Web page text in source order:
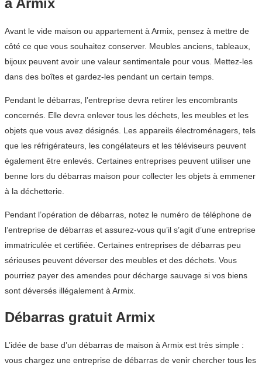
Avant le vide maison ou appartement à Armix, pensez à mettre de
côté ce que vous souhaitez conserver. Meubles anciens, tableaux,
bijoux peuvent avoir une valeur sentimentale pour vous. Mettez-les
dans des boîtes et gardez-les pendant un certain temps.
Pendant le débarras, l’entreprise devra retirer les encombrants
concernés. Elle devra enlever tous les déchets, les meubles et les
objets que vous avez désignés. Les appareils électroménagers, tels
que les réfrigérateurs, les congélateurs et les téléviseurs peuvent
également être enlevés. Certaines entreprises peuvent utiliser une
benne lors du débarras maison pour collecter les objets à emmener
à la déchetterie.
Pendant l’opération de débarras, notez le numéro de téléphone de
l’entreprise de débarras et assurez-vous qu’il s’agit d’une entreprise
immatriculée et certifiée. Certaines entreprises de débarras peu
sérieuses peuvent déverser des meubles et des déchets. Vous
pourriez payer des amendes pour décharge sauvage si vos biens
sont déversés illégalement à Armix.
Débarras gratuit Armix
L’idée de base d’un débarras de maison à Armix est très simple :
vous chargez une entreprise de débarras de venir chercher tous les